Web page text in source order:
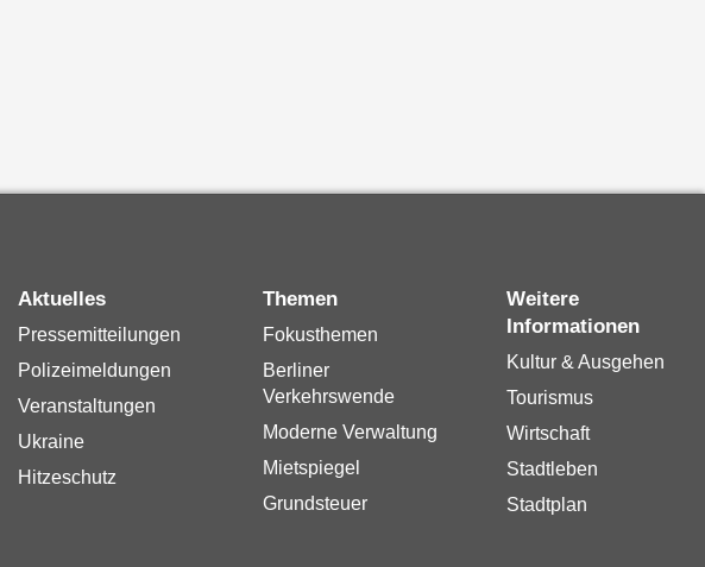
Aktuelles
Pressemitteilungen
Polizeimeldungen
Veranstaltungen
Ukraine
Hitzeschutz
Themen
Fokusthemen
Berliner
Verkehrswende
Moderne Verwaltung
Mietspiegel
Grundsteuer
Weitere
Informationen
Kultur & Ausgehen
Tourismus
Wirtschaft
Stadtleben
Stadtplan